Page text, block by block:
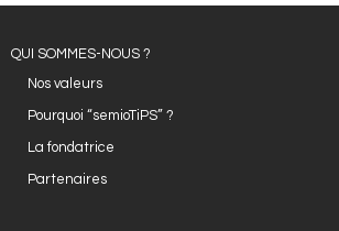
QUI SOMMES-NOUS ?
Nos valeurs
Pourquoi “semioTiPS” ?
La fondatrice
Partenaires